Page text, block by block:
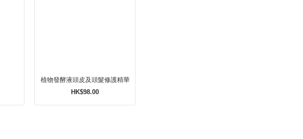
植物發酵液頭皮及頭髮修護精華
HK$98.00